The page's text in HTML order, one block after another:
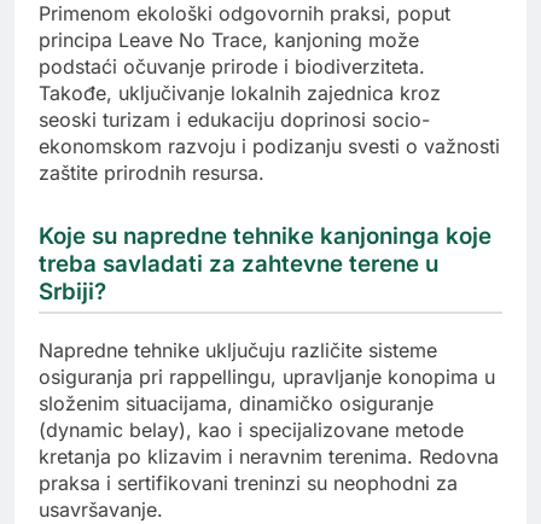
Primenom ekološki odgovornih praksi, poput
principa Leave No Trace, kanjoning može
podstaći očuvanje prirode i biodiverziteta.
Takođe, uključivanje lokalnih zajednica kroz
seoski turizam i edukaciju doprinosi socio-
ekonomskom razvoju i podizanju svesti o važnosti
zaštite prirodnih resursa.
Koje su napredne tehnike kanjoninga koje
treba savladati za zahtevne terene u
Srbiji?
Napredne tehnike uključuju različite sisteme
osiguranja pri rappellingu, upravljanje konopima u
složenim situacijama, dinamičko osiguranje
(dynamic belay), kao i specijalizovane metode
kretanja po klizavim i neravnim terenima. Redovna
praksa i sertifikovani treninzi su neophodni za
usavršavanje.